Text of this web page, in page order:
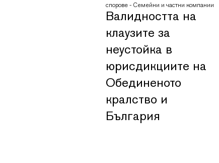
спорове- Семейни и частни компании
Валидността на
клаузите за
неустойка в
юрисдикциите на
Обединеното
кралство и
България